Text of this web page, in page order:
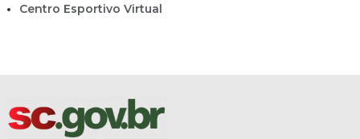
Centro Esportivo Virtual